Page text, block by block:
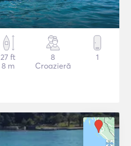
27 ft
8 m
8
Croazieră
1